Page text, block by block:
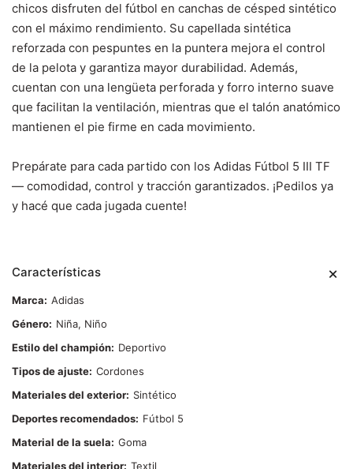
chicos disfruten del fútbol en canchas de césped sintético
con el máximo rendimiento. Su capellada sintética
reforzada con pespuntes en la puntera mejora el control
de la pelota y garantiza mayor durabilidad. Además,
cuentan con una lengüeta perforada y forro interno suave
que facilitan la ventilación, mientras que el talón anatómico
mantienen el pie firme en cada movimiento.
Prepárate para cada partido con los Adidas Fútbol 5 III TF
— comodidad, control y tracción garantizados. ¡Pedilos ya
y hacé que cada jugada cuente!
Características
Marca
Adidas
Género
Niña, Niño
Estilo del champión
Deportivo
Tipos de ajuste Cordones
Materiales del exterior
Sintético
Deportes recomendados
Fútbol 5
Material de la suela
Goma
Materiales del interior Textil